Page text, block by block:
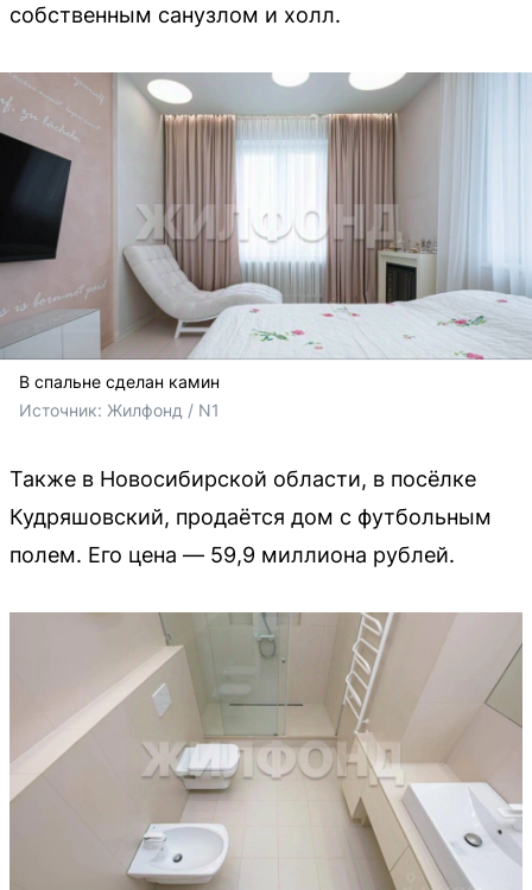
собственным санузлом и холл.
В спальне сделан камин
Источник: Жилфонд / N1
Также в Новосибирской области, в посёлке
Кудряшовский, продаётся дом с футбольным
полем. Его цена — 59,9 миллиона рублей.